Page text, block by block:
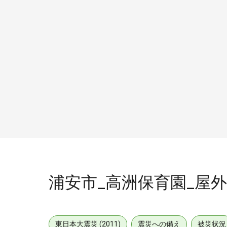
浦安市_高洲保育園_屋
東日本大震災 (2011) 震災への備え 被災状況